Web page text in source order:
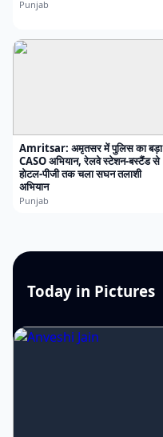
Punjab
Amritsar: अमृतसर में पुलिस का बड़ा
CASO अभियान, रेलवे स्टेशन-बस्टैंड से
होटल-पीजी तक चला सघन तलाशी
अभियान
Punjab
Today in Pictures